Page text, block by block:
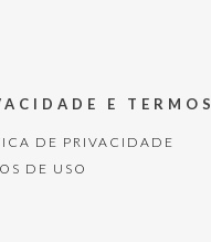
E TERMOS
DE PRIVACIDADE
DE USO